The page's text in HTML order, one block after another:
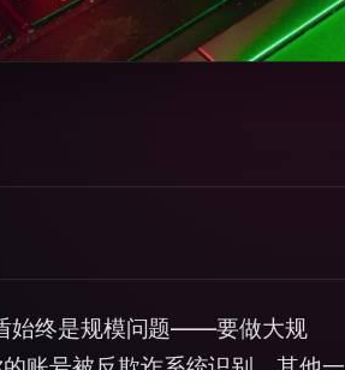
始终是规模问题——要做大规